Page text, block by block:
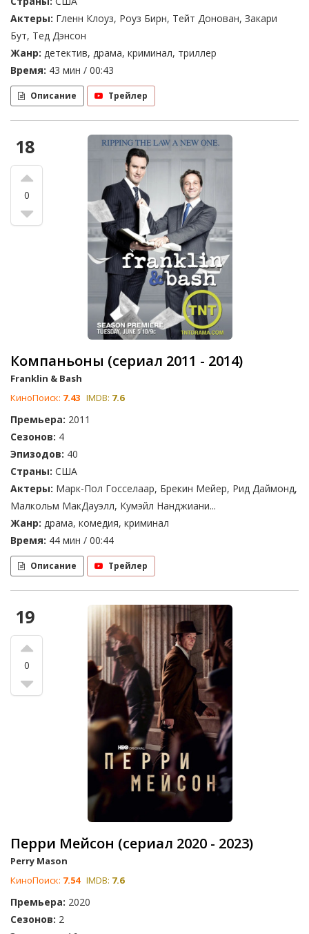
Актеры: Гленн Клоуз, Роуз Бирн, Тейт Донован, Закари
Бут, Тед Дэнсон
Жанр: детектив, драма, криминал, триллер
Время: 43 мин / 00:43
Описание Трейлер
18
0
Компаньоны (сериал 2011 - 2014)
Franklin & Bash
КиноПоиск: 7.43 IMDB: 7.6
Премьера: 2011
Сезонов: 4
Эпизодов: 40
Страны: США
Актеры: Марк-Пол Госселаар, Брекин Мейер, Рид Даймонд,
Малкольм МакДауэлл, Кумэйл Нанджиани...
Жанр: драма, комедия, криминал
Время: 44 мин / 00:44
Описание Трейлер
19
0
Перри Мейсон (сериал 2020 - 2023)
Perry Mason
КиноПоиск: 7.54 IMDB: 7.6
Премьера: 2020
Сезонов: 2